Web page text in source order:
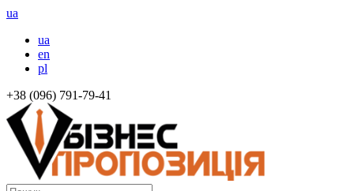
ua
ua
en
pl
+38 (096) 791-79-41